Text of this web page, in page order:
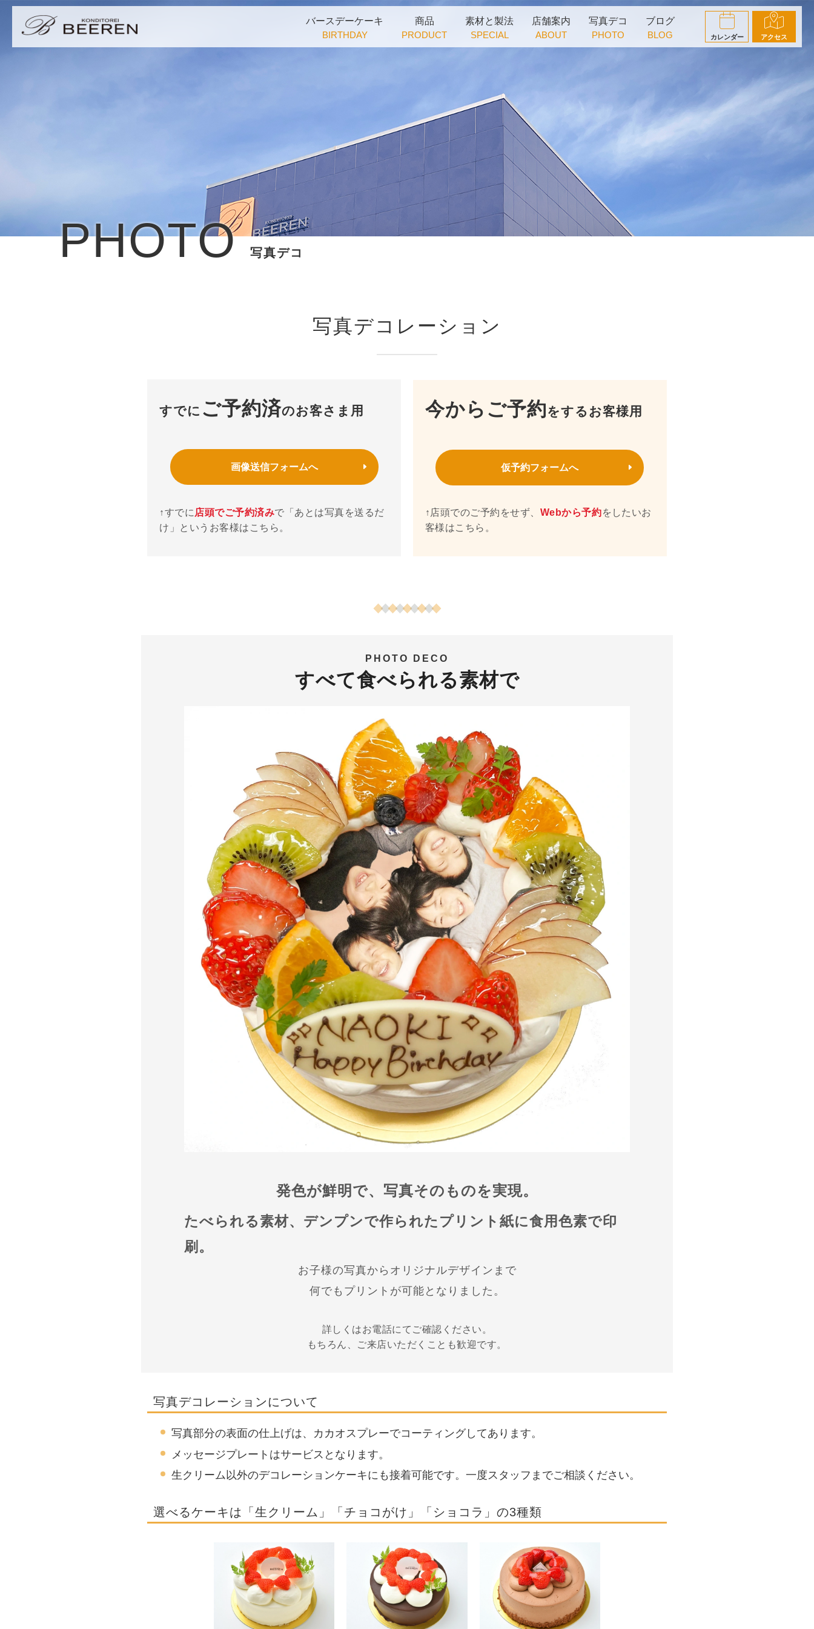
BIRTHDAY
バースデーケーキ
PRODUCT
商品
SPECIAL
素材と製法
ABOUT
店舗案内
PHOTO
写真デコ
BLOG
ブログ
カレンダー アクセス
PHOTO 写真デコ
写真デコレーション
すでに ご予約済のお客さま用
画像送信フォームへ
↑すでに 店頭でご予約済みで「あとは写真を送るだ
け」というお客様はこちら。
今からご予約をするお客様用
仮予約フォームへ
↑店頭でのご予約をせず、 Webから予約をしたいお
客様はこちら。
PHOTO DECO
すべて食べられる素材で
発色が鮮明で、写真そのものを実現。
たべられる素材、デンプンで作られたプリント紙に食用色素で印
刷。
お子様の写真からオリジナルデザインまで
何でもプリントが可能となりました。
詳しくはお電話にてご確認ください。
もちろん、ご来店いただくことも歓迎です。
写真デコレーションについて
写真部分の表面の仕上げは、カカオスプレーでコーティングしてあります。
メッセージプレートはサービスとなります。
生クリーム以外のデコレーションケーキにも接着可能です。一度スタッフまでご相談ください。
選べるケーキは「生クリーム」「チョコがけ」「ショコラ」の3種類